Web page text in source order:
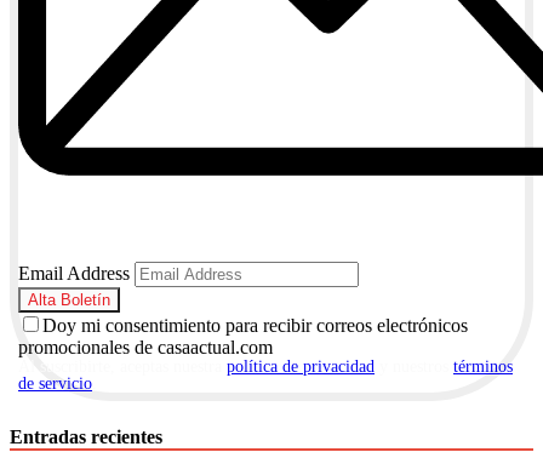
Email Address
Doy mi consentimiento para recibir correos electrónicos
promocionales de casaactual.com
política de privacidad
términos
de servicio
Entradas recientes